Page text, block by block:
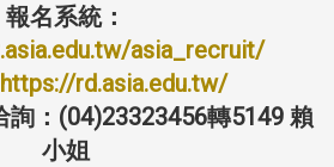
報名系統：
asia_recruit/
https://rd.asia.edu.tw/
詢：(04)23323456轉5149 賴
小姐